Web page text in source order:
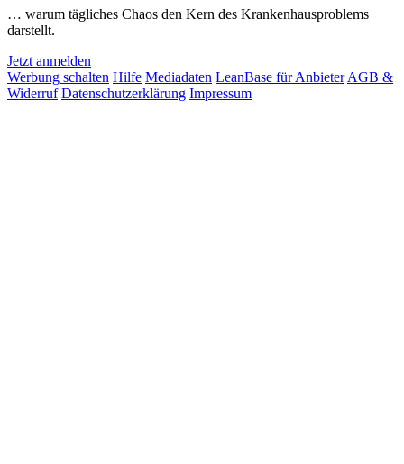
… warum tägliches Chaos den Kern des Krankenhausproblems
darstellt.
Jetzt anmelden
Werbung schalten Hilfe Mediadaten LeanBase für Anbieter AGB &
Widerruf Datenschutzerklärung Impressum